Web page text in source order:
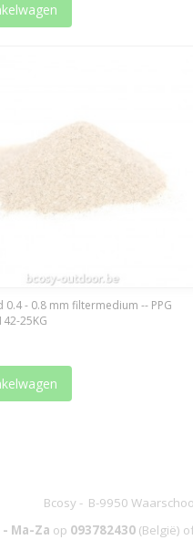
0.4 - 0.8 mm filtermedium -- PPG
25KG
Bcosy - B-9950
Ma-Za op 093782430(België)